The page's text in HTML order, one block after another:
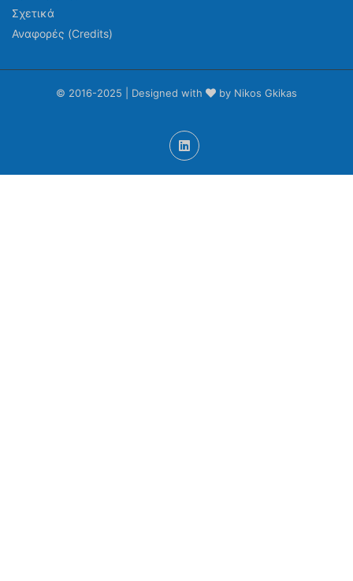
Σχετικά
Αναφορές (Credits)
© 2016-2025 | Designed with by Nikos Gkikas